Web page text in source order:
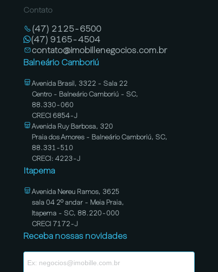
Contato
(47) 2125-6500
(47) 9165-4504
contato@imobillenegocios.com.br
Balneário Camboriú
Avenida Brasil, 3322 - Sala 22
Centro - Balneário Camboriú - SC,
88.330-060
CRECI 6854-J
Avenida Ruy Barbosa, 320
Praia dos Amores - Balneário Camboriú, SC,
88.331-510
CRECI: 4223-J
Itapema
Avenida Nereu Ramos, 3625
sala 04 2º andar - Meia Praia,
Itapema - SC, 88.220-000
CRECI 7172-J
Receba nossas novidades